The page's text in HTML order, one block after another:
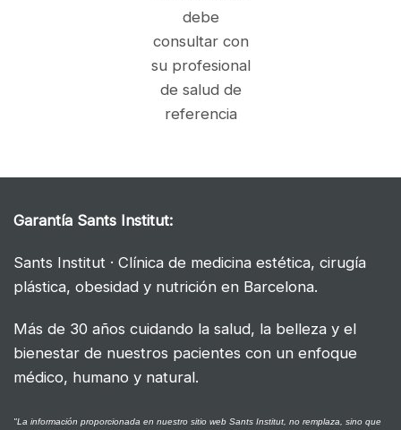
debe
consultar con
su profesional
de salud de
referencia
Garantía Sants Institut:
Sants Institut · Clínica de medicina estética, cirugía
plástica, obesidad y nutrición en Barcelona.
Más de 30 años cuidando la salud, la belleza y el
bienestar de nuestros pacientes con un enfoque
médico, humano y natural.
"La información proporcionada en nuestro sitio web Sants Institut, no remplaza, sino que